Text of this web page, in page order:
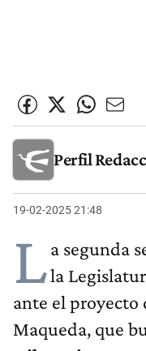
Perfil
19-02-2025 21:48
La segunda
la
ante el proyecto
Maqueda, que